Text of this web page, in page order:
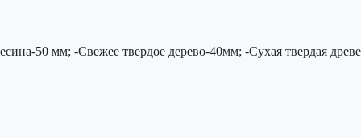
50 мм; -Свежее твердое дерево-40мм; -Сухая твердая